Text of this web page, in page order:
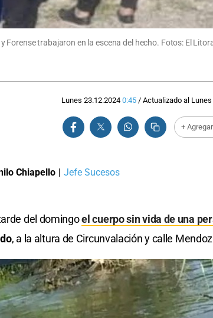
Forense trabajaron en la escena del hecho. Fotos: El
Lunes 23.12.2024 0:45/ Actualizado al
+
Chiapello | Jefe Sucesos
del domingoel cuerpo sin vida de una
, a la altura de Circunvalación y calle